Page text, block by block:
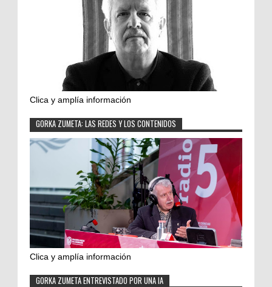
Clica y amplía información
GORKA ZUMETA: LAS REDES Y LOS CONTENIDOS
Clica y amplía información
GORKA ZUMETA ENTREVISTADO POR UNA IA